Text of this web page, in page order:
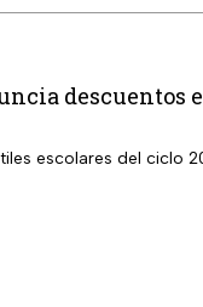
escolares del ciclo